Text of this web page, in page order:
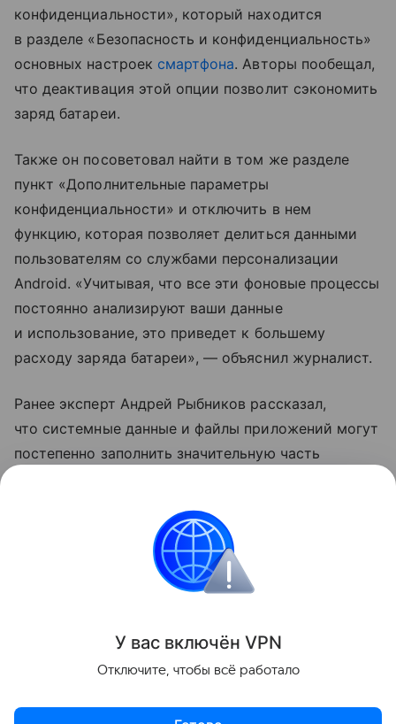
конфиденциальности», который находится
в разделе «Безопасность и конфиденциальность»
основных настроек смартфона. Авторы пообещал,
что деактивация этой опции позволит сэкономить
заряд батареи.
Также он посоветовал найти в том же разделе
пункт «Дополнительные параметры
конфиденциальности» и отключить в нем
функцию, которая позволяет делиться данными
пользователям со службами персонализации
Android. «Учитывая, что все эти фоновые процессы
постоянно анализируют ваши данные
и использование, это приведет к большему
расходу заряда батареи», — объяснил журналист.
Ранее эксперт Андрей Рыбников рассказал,
что системные данные и файлы приложений могут
постепенно заполнить значительную часть
Поделиться
У вас включён VPN
Отключите, чтобы всё работало